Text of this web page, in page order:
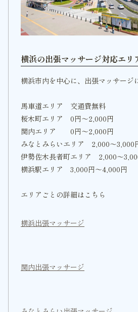
横浜の出張マッサージ対応エリ
横浜市内を中心に、出張マッサージ
馬車道エリア 交通費無料
桜木町エリア 0円〜2,000円
関内エリア 0円〜2,000円
みなとみらいエリア 2,000〜3,000
伊勢佐木長者町エリア 2,000〜
横浜駅エリア 3,000円〜4,000円
エリアごとの詳細はこちら
横浜出張マッサージ
関内出張マッサージ